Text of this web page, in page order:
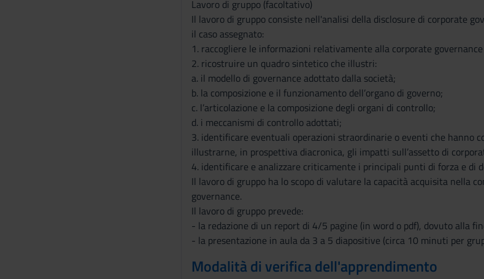
Lavoro di gruppo (facoltativo)
Il lavoro di gruppo consiste nell'analisi della disclosure di corporate
il caso assegnato:
1. raccogliere le informazioni relativamente alla corporate
2. ricostruire un quadro sintetico che illustri:
a. il modello di governance adottato dalla società;
b. la composizione e il funzionamento dell’organo di governo;
c. l’articolazione e la composizione degli organi di controllo;
d. i meccanismi di controllo adottati;
3. identificare eventuali operazioni straordinarie o eventi che hanno
illustrarne, in prospettiva diacronica, gli impatti sull’assetto di
4. identificare e analizzare criticamente i principali punti di forza e di
Il lavoro di gruppo ha lo scopo di valutare la capacità acquisita nella
governance.
Il lavoro di gruppo prevede:
- la redazione di un report di 4/5 pagine (in word o pdf), dovuto alla
- la presentazione in aula da 3 a 5 diapositive (circa 10 minuti per
Modalità di verifica dell'apprendimento